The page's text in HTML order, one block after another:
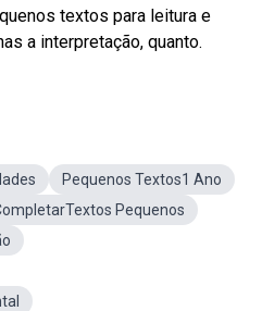
textos para leitura e
a interpretação, quanto.
Pequenos Textos1 Ano
Pequenos